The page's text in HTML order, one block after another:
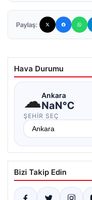
Paylaş:
Hava Durumu
☁Ankara
NaN°C
ŞEHIR SEÇ
Bizi Takip Edin